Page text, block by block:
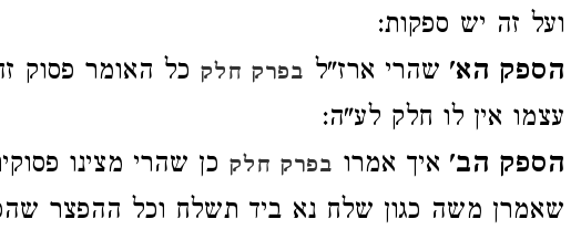
ועל זה יש ספקות:
הספק הא' שהרי ארז"ל בפרק חלק כל האומר פסוק
עצמו אין לו חלק לע"ה:
הספק הב' איך אמרו בפרק חלק כן שהרי מצינו
שאמרן משה כגון שלח נא ביד תשלח וכל ההפצר